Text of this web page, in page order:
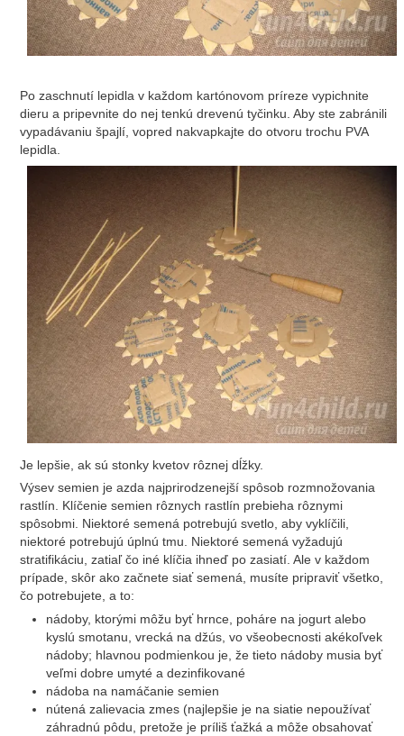
Po zaschnutí lepidla v každom kartónovom príreze vypichnite
dieru a pripevnite do nej tenkú drevenú tyčinku. Aby ste zabránili
vypadávaniu špajlí, vopred nakvapkajte do otvoru trochu PVA
lepidla.
Je lepšie, ak sú stonky kvetov rôznej dĺžky.
Výsev semien je azda najprirodzenejší spôsob rozmnožovania
rastlín. Klíčenie semien rôznych rastlín prebieha rôznymi
spôsobmi. Niektoré semená potrebujú svetlo, aby vyklíčili,
niektoré potrebujú úplnú tmu. Niektoré semená vyžadujú
stratifikáciu, zatiaľ čo iné klíčia ihneď po zasiatí. Ale v každom
prípade, skôr ako začnete siať semená, musíte pripraviť všetko,
čo potrebujete, a to:
nádoby, ktorými môžu byť hrnce, poháre na jogurt alebo
kyslú smotanu, vrecká na džús, vo všeobecnosti akékoľvek
nádoby; hlavnou podmienkou je, že tieto nádoby musia byť
veľmi dobre umyté a dezinfikované
nádoba na namáčanie semien
nútená zalievacia zmes (najlepšie je na siatie nepoužívať
záhradnú pôdu, pretože je príliš ťažká a môže obsahovať